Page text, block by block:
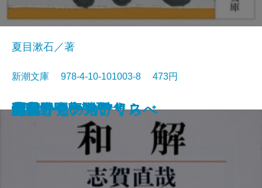
猟銃・闘牛
ヴェルレーヌ詩集
草枕
斜陽
高村光太郎詩集
歌行燈・高野聖
土
真実一路
老妓抄
坊っちゃん
夏目漱石／著
新潮文庫 978-4-10-101003-8 473円
和解
ヰタ・セクスアリス
出家とその弟子
にごりえ・たけくらべ
武蔵野
白痴
青年
雁
それから
門